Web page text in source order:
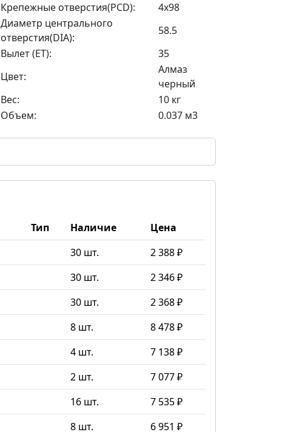
Крепежные отверстия(PCD):
4x98
Диаметр центрального
отверстия(DIA):
58.5
Вылет (ET):
35
Цвет:
Алмаз
черный
Вес:
10 кг
Объем:
0.037 м3
Тип Наличие
Цена
30 шт.
2 388 ₽
30 шт.
2 346 ₽
30 шт.
2 368 ₽
8 шт.
8 478 ₽
4 шт.
7 138 ₽
2 шт.
7 077 ₽
16 шт.
7 535 ₽
8 шт.
6 951 ₽